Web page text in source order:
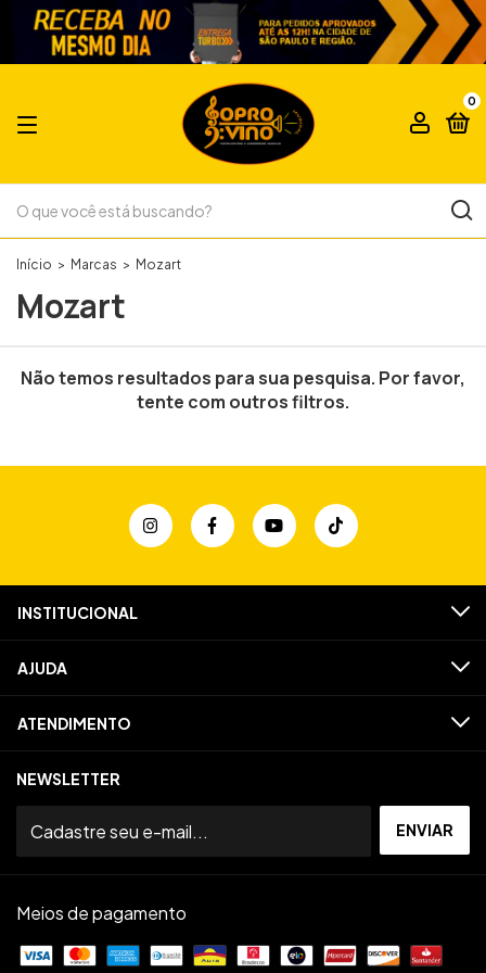
0
Início > Marcas > Mozart
Mozart
Não temos resultados para sua pesquisa. Por favor,
tente com outros filtros.
INSTITUCIONAL
AJUDA
ATENDIMENTO
NEWSLETTER
Meios de pagamento